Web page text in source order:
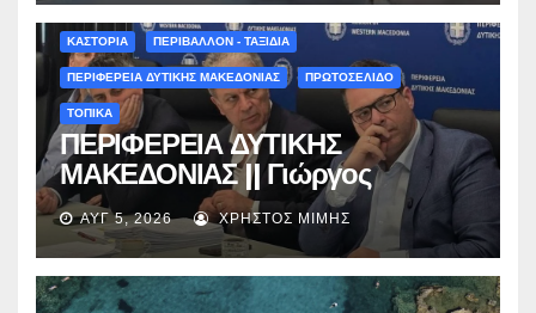
ΚΑΣΤΟΡΙΑ ΠΕΡΙΒΑΛΛΟΝ - ΤΑΞΙΔΙΑ
ΠΕΡΙΦΕΡΕΙΑ ΔΥΤΙΚΗΣ ΜΑΚΕΔΟΝΙΑΣ ΠΡΩΤΟΣΕΛΙΔΟ
ΤΟΠΙΚΑ
ΠΕΡΙΦΕΡΕΙΑ ΔΥΤΙΚΗΣ
ΜΑΚΕΔΟΝΙΑΣ || Γιώργος
Αμανατίδης για Φράγμα
Νεστορίου: «Η δέσμευσή μας
γίνεται πράξη με εξασφαλισμένη
χρηματοδότηση»
ΑΥΓ 5, 2026 ΧΡΉΣΤΟΣ ΜΊΜΗΣ